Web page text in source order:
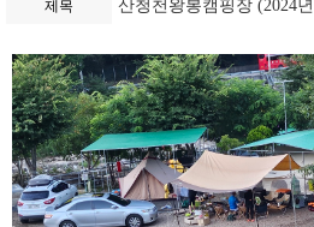
제목 산청천왕봉캠핑장 (2024